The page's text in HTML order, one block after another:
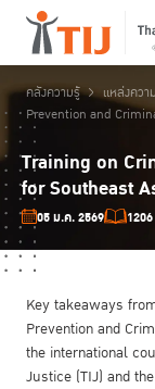
คลังความรู้ แหล่งคว
Prevention and
Training on
for Southeast
05 ม.ค. 2569
Key takeaways
Prevention and
the international
Justice (TIJ) and